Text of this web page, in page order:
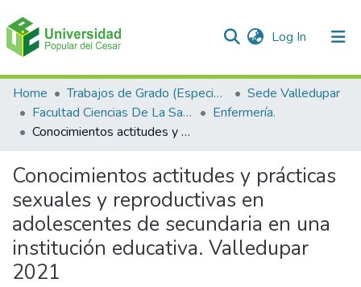
Log In (current)
Communities & Collections
All of DSpace
Home Trabajos de Grado (Especializaciones y Pregrados)
Sede Valledupar
Facultad Ciencias De La Salud.
Enfermería.
Conocimientos actitudes y prácticas sexuales y reproductivas en adolescentes de secundaria en una institución educativa. Valledupar 2021
Conocimientos actitudes y prácticas
sexuales y reproductivas en
adolescentes de secundaria en una
institución educativa. Valledupar
2021